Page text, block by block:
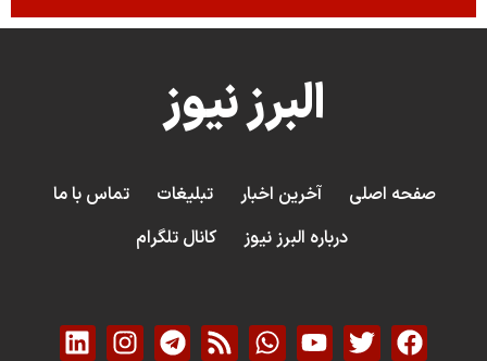
البرز نیوز
صفحه اصلی آخرین اخبار تبلیغات
تماس با ما
درباره البرز نیوز
کانال تلگرام